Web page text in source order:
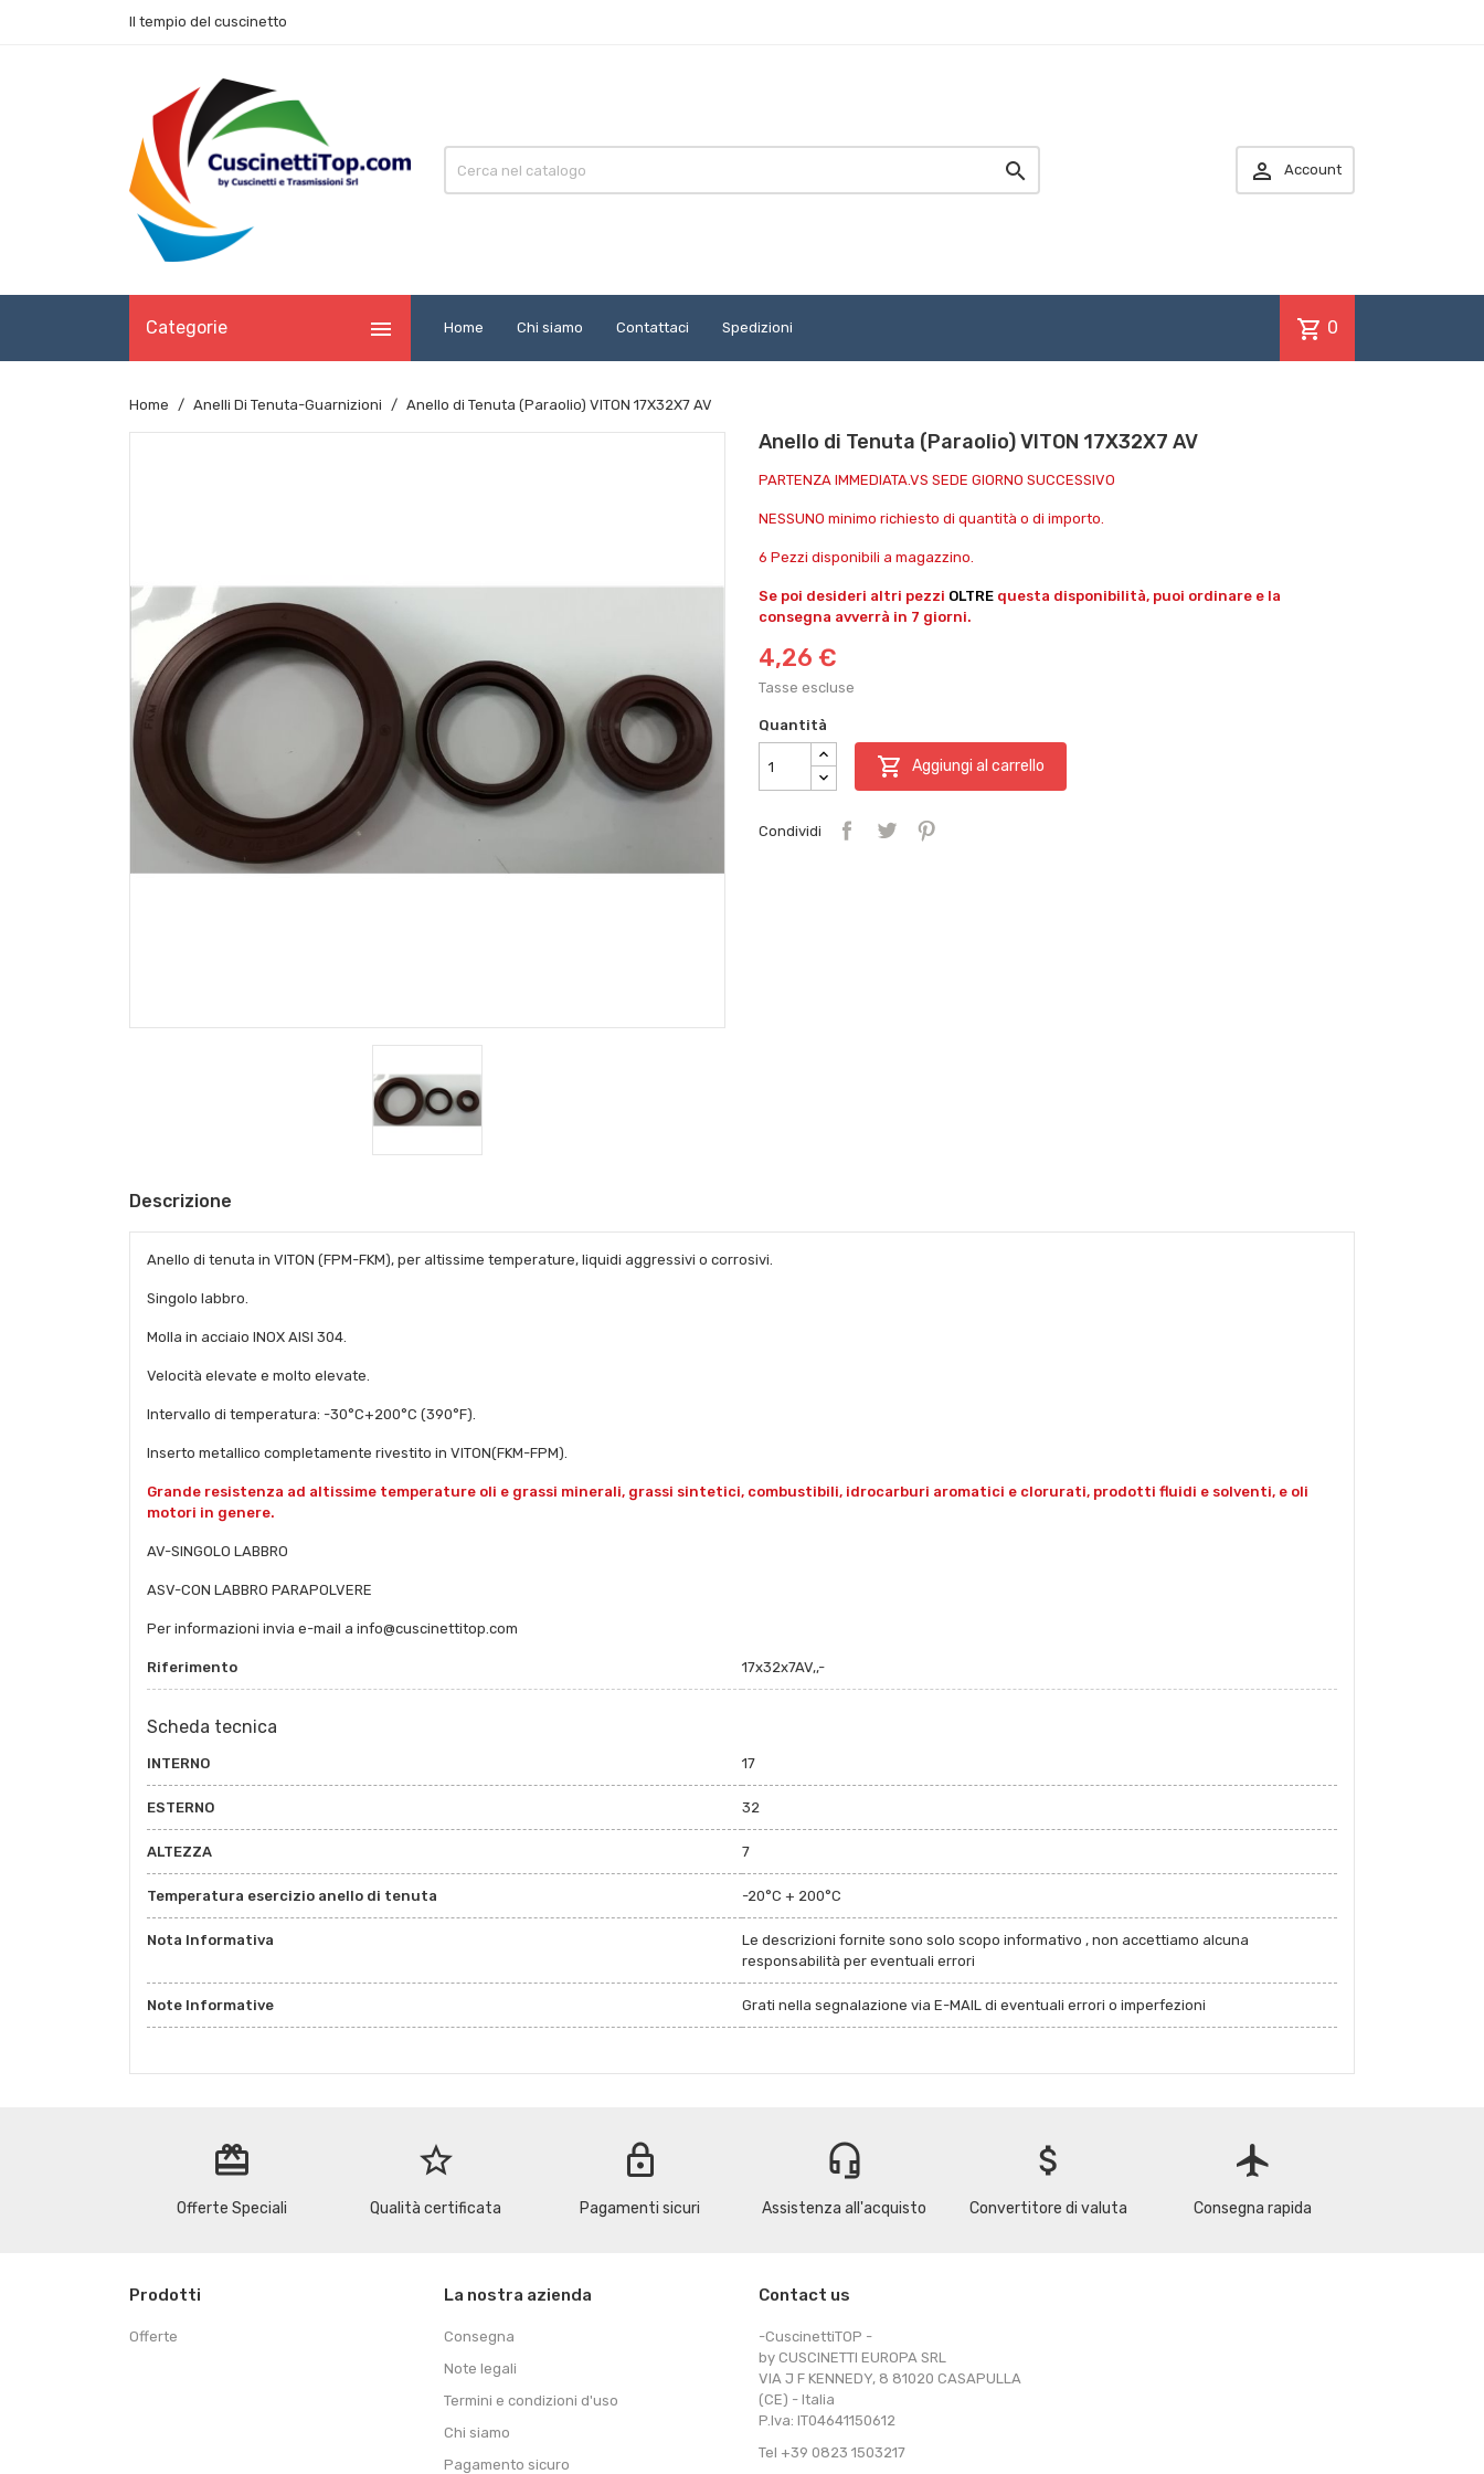
Il tempio del cuscinetto
  Account
Categorie  Home Chi siamo Contattaci Spedizioni shopping_cart 0
Home Anelli Di Tenuta-Guarnizioni Anello di Tenuta (Paraolio) VITON 17X32X7 AV
Anello di Tenuta (Paraolio) VITON 17X32X7 AV
PARTENZA IMMEDIATA.VS SEDE GIORNO SUCCESSIVO
NESSUNO minimo richiesto di quantità o di importo.
6 Pezzi disponibili a magazzino.
Se poi desideri altri pezzi OLTRE questa disponibilità, puoi ordinare e la
consegna avverrà in 7 giorni.
4,26 €
Tasse escluse
Quantità
 Aggiungi al carrello
Condividi
Descrizione
Anello di tenuta in VITON (FPM-FKM), per altissime temperature, liquidi aggressivi o corrosivi.
Singolo labbro.
Molla in acciaio INOX AISI 304.
Velocità elevate e molto elevate.
Intervallo di temperatura: -30°C+200°C (390°F).
Inserto metallico completamente rivestito in VITON(FKM-FPM).
Grande resistenza ad altissime temperature oli e grassi minerali, grassi sintetici, combustibili, idrocarburi aromatici e clorurati, prodotti fluidi e solventi, e oli
motori in genere.
AV-SINGOLO LABBRO
ASV-CON LABBRO PARAPOLVERE
Per informazioni invia e-mail a info@cuscinettitop.com
Riferimento 17x32x7AV,,-
Scheda tecnica
INTERNO 17
ESTERNO 32
ALTEZZA 7
Temperatura esercizio anello di tenuta -20°C + 200°C
Nota Informativa
Le descrizioni fornite sono solo scopo informativo , non accettiamo alcuna
responsabilità per eventuali errori
Note Informative Grati nella segnalazione via E-MAIL di eventuali errori o imperfezioni
redeem
Offerte Speciali
star_border
Qualità certificata
lock
Pagamenti sicuri
headset_mic
Assistenza all'acquisto
attach_money
Convertitore di valuta
flight
Consegna rapida
Prodotti
Offerte
La nostra azienda
Consegna
Note legali
Termini e condizioni d'uso
Chi siamo
Pagamento sicuro
Contact us
-CuscinettiTOP -
by CUSCINETTI EUROPA SRL
VIA J F KENNEDY, 8 81020 CASAPULLA
(CE) - Italia
P.Iva: IT04641150612
Tel +39 0823 1503217